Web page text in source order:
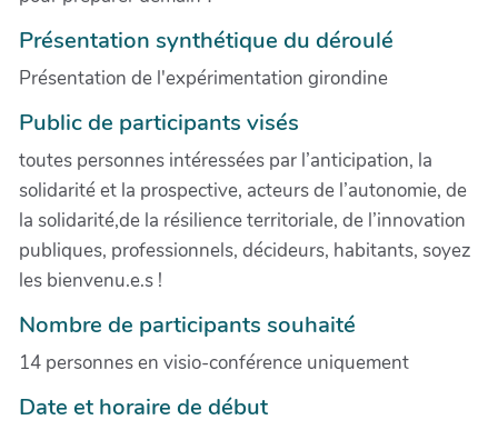
Présentation synthétique du déroulé
Présentation de l'expérimentation girondine
Public de participants visés
toutes personnes intéressées par l’anticipation, la
solidarité et la prospective, acteurs de l’autonomie, de
la solidarité,de la résilience territoriale, de l’innovation
publiques, professionnels, décideurs, habitants, soyez
les bienvenu.e.s !
Nombre de participants souhaité
14 personnes en visio-conférence uniquement
Date et horaire de début